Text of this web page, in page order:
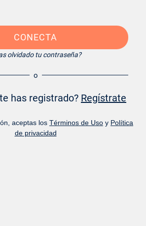
CONECTA
olvidado tu contraseña?
o
has registrado? Regístrate
aceptas los Términos de Uso y Política
de privacidad